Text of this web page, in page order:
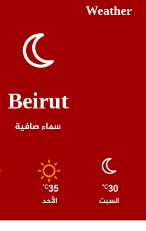
Weather
Beirut
سماء صافية
30
℃
السبت
35
℃
الأحد